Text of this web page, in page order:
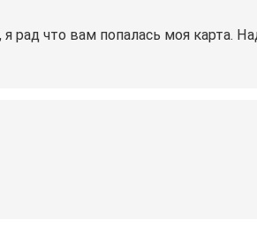
рад что вам попалась моя карта.